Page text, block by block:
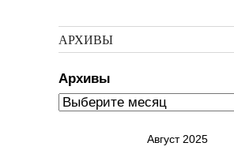
АРХИВЫ
Архивы
Август 2025